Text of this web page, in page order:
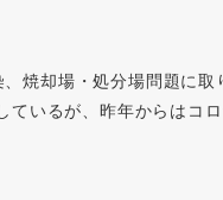
焼却場・処分場問題に取
いるが、昨年からはコ